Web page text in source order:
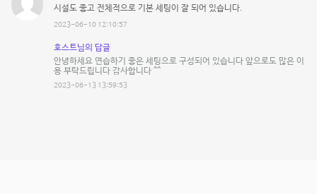
시설도 좋고 전체적으로 기본 세팅이 잘 되어 있습니다.
2023-06-10 12:10:57
호스트님의 답글
안녕하세요 연습하기 좋은 세팅으로 구성되어 있습니다 앞으로도 많은 이
용 부탁드립니다 감사합니다 ^^
2023-06-13 13:59:53